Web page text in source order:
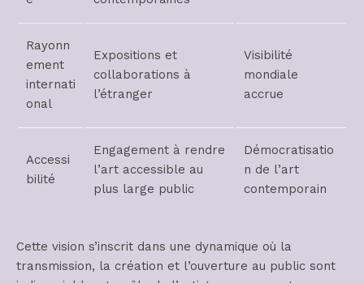
Rayonn
ement
internati
onal
Expositions et
collaborations à
l’étranger
Visibilité
mondiale
accrue
Accessi
bilité
Engagement à rendre
l’art accessible au
plus large public
Démocratisatio
n de l’art
contemporain
Cette vision s’inscrit dans une dynamique où la
transmission, la création et l’ouverture au public sont